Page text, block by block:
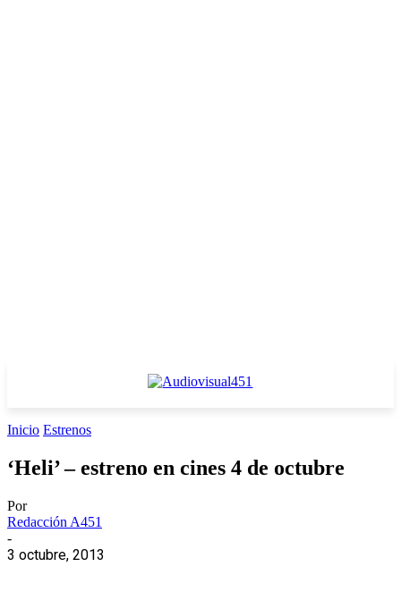
Inicio Estrenos
‘Heli’ – estreno en cines 4 de octubre
Por
Redacción A451
-
3 octubre, 2013